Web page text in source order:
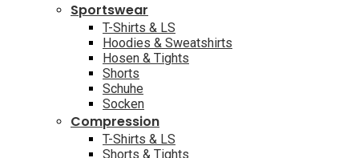
Sportswear
T-Shirts & LS
Hoodies & Sweatshirts
Hosen & Tights
Shorts
Schuhe
Socken
Compression
T-Shirts & LS
Shorts & Tights